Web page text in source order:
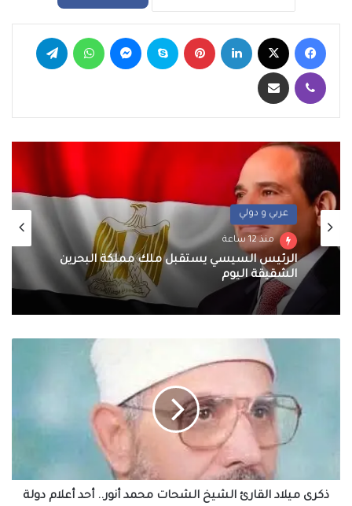
فيسبوك لينكدإن بينتيريست سكايب ماسنجر واتساب
ڤايبر مشاركة عبر البريد
عربي و دولي
منذ 12 ساعة
الشقيقة اليوم
أخبار
منذ 13 ساعة
محافظ الجيزة يهنئ لواء حاتم حسن مدير أمن
الجيزة الجديد
أعلام
دولةذكرى ميلاد القارئ الشيخ الشحات محمد أنور.. أحد أعلام دولة